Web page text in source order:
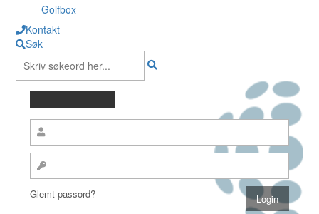
Golfbox
Kontakt
Søk
Glemt passord?